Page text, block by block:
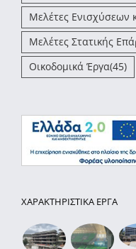
Μελέτες Ενισχύσεων
Μελέτες Στατικής
Οικοδομικά Έργα(45)
ΧΑΡΑΚΤΗΡΙΣΤΙΚΑ ΕΡΓΑ